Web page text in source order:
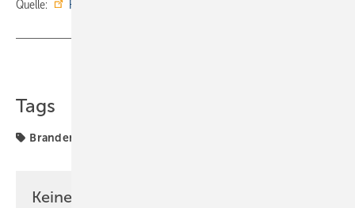
Quelle:
FV SHK Land Brandenburg
Tags
Brandenburg
Keine Zeit? Kein Problem mit dem SBZ